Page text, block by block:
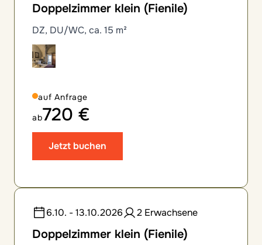
Doppelzimmer klein (Fienile)
DZ, DU/WC, ca. 15 m²
auf Anfrage
ab720 €
Jetzt buchen
6.10. - 13.10.2026 2 Erwachsene
Doppelzimmer klein (Fienile)